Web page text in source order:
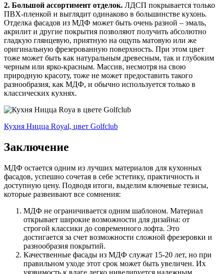
2. Большой ассортимент отделок. ЛДСП покрывается только
ПВХ-пленкой и выглядит одинаково в большинстве кухонь.
Отделка фасадов из МДФ может быть очень разной – эмаль,
акрилит и другие покрытия позволяют получить абсолютно
гладкую глянцевую, приятную на ощупь матовую или же
оригинальную фрезерованную поверхность. При этом цвет
тоже может быть как натуральным древесным, так и глубоким
черным или ярко-красным. Массив, несмотря на свою
природную красоту, тоже не может предоставить такого
разнообразия, как МДФ, и обычно используется только в
классических кухнях.
Кухня Ницца Royal, цвет Golfclub
Заключение
МДФ остается одним из лучших материалов для кухонных
фасадов, успешно сочетая в себе эстетику, практичность и
доступную цену. Подводя итоги, выделим ключевые тезисы,
которые развеивают все сомнения:
МДФ не ограничивается одним шаблоном. Материал
открывает широкие возможности для дизайна: от
строгой классики до современного лофта. Это
достигается за счет возможности сложной фрезеровки и
разнообразия покрытий.
Качественные фасады из МДФ служат 15-20 лет, но при
правильном уходе этот срок может быть увеличен. Их
уязвимость к влаге легко нивелируется надежным